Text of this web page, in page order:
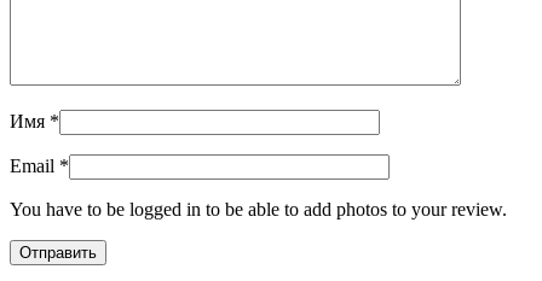
Имя *
Email *
You have to be logged in to be able to add photos to your review.